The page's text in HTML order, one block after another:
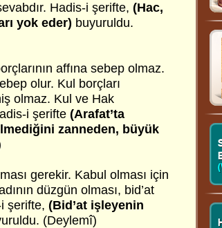
Hadis-i şerifte, (Hac,
yok eder) buyuruldu.
affına sebep olmaz.
olur. Kul borçları
olmaz. Kul ve Hak
i şerifte (Arafat’ta
zanneden, büyük
gerekir. Kabul olması için
düzgün olması, bid’at
şerifte, (Bid’at işleyenin
(Deylemî)